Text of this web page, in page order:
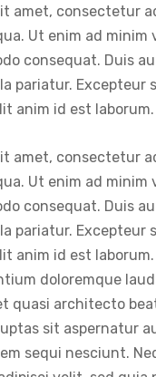
amet, consectetur
Ut enim ad
consequat. Duis
pariatur.
anim id est laborum.
amet, consectetur
Ut enim ad
consequat. Duis
pariatur.
anim id est
doloremque
quasi architecto
sit aspernatur
sequi nesciunt.